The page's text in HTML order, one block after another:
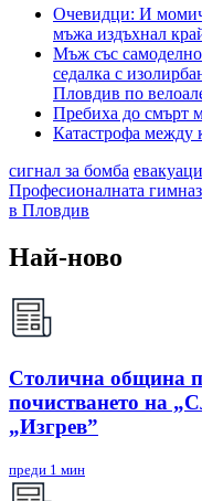
Очевидци: И
мъжа издъхнал
Мъж със
седалка с
Пловдив по
Пребиха до смърт
Катастрофа между
сигнал за бомба
Професионалната
в Пловдив
Най-ново
Столична община
почистването на
„Изгрев”
преди 1 мин